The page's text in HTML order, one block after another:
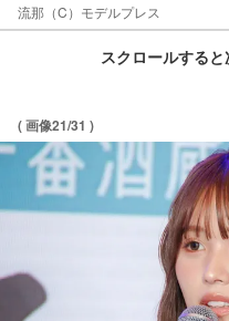
流那（C）モデルプレス
スクロールする
( 画像21/31 )